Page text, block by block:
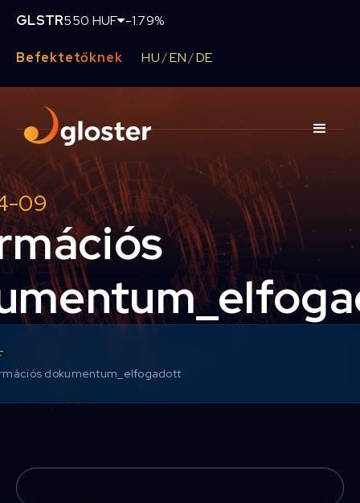
GLSTR550 HUF -1.79%
Befektetőknek HU /EN /DE
09
dokumentum_elfogadott